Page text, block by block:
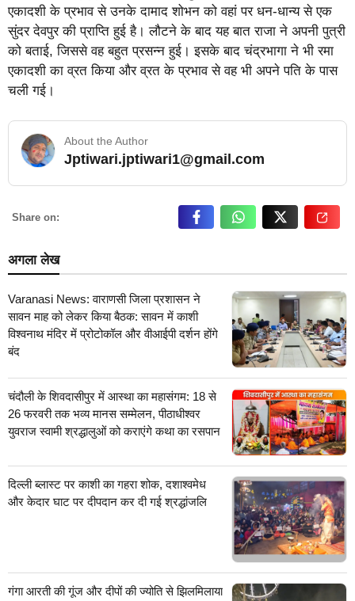
एकादशी के प्रभाव से उनके दामाद शोभन को वहां पर धन-धान्य से एक
सुंदर देवपुर की प्राप्ति हुई है। लौटने के बाद यह बात राजा ने अपनी पुत्री
को बताई, जिससे वह बहुत प्रसन्न हुई। इसके बाद चंद्रभागा ने भी रमा
एकादशी का व्रत किया और व्रत के प्रभाव से वह भी अपने पति के पास
चली गई।
About the Author
Jptiwari.jptiwari1@gmail.com… Read More
Share on:
अगला लेख
Varanasi News: वाराणसी जिला प्रशासन ने
सावन माह को लेकर किया बैठक: सावन में काशी
विश्वनाथ मंदिर में प्रोटोकॉल और वीआईपी दर्शन होंगे
बंद
चंदौली के शिवदासीपुर में आस्था का महासंगम: 18 से
26 फरवरी तक भव्य मानस सम्मेलन, पीठाधीश्वर
युवराज स्वामी श्रद्धालुओं को कराएंगे कथा का रसपान
दिल्ली ब्लास्ट पर काशी का गहरा शोक, दशाश्वमेध
और केदार घाट पर दीपदान कर दी गई श्रद्धांजलि
गंगा आरती की गूंज और दीपों की ज्योति से झिलमिलाया